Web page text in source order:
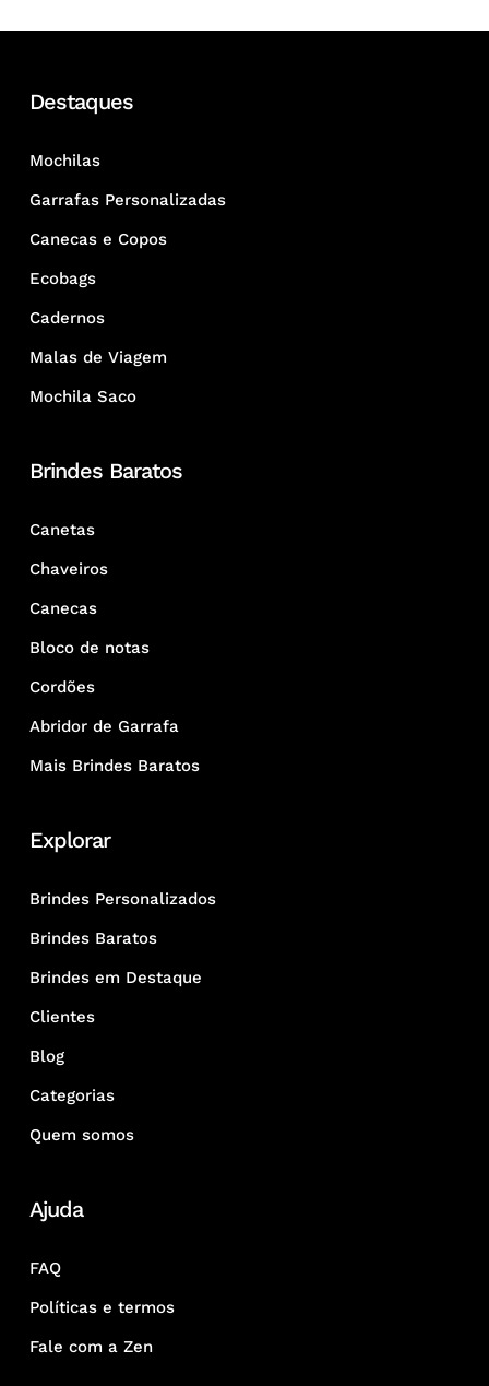
Destaques
Mochilas
Garrafas Personalizadas
Canecas e Copos
Ecobags
Cadernos
Malas de Viagem
Mochila Saco
Brindes Baratos
Canetas
Chaveiros
Canecas
Bloco de notas
Cordões
Abridor de Garrafa
Mais Brindes Baratos
Explorar
Brindes Personalizados
Brindes Baratos
Brindes em Destaque
Clientes
Blog
Categorias
Quem somos
Ajuda
FAQ
Políticas e termos
Fale com a Zen